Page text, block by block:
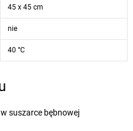
45 x 45 cm
nie
40 °C
suszarce bębnowej